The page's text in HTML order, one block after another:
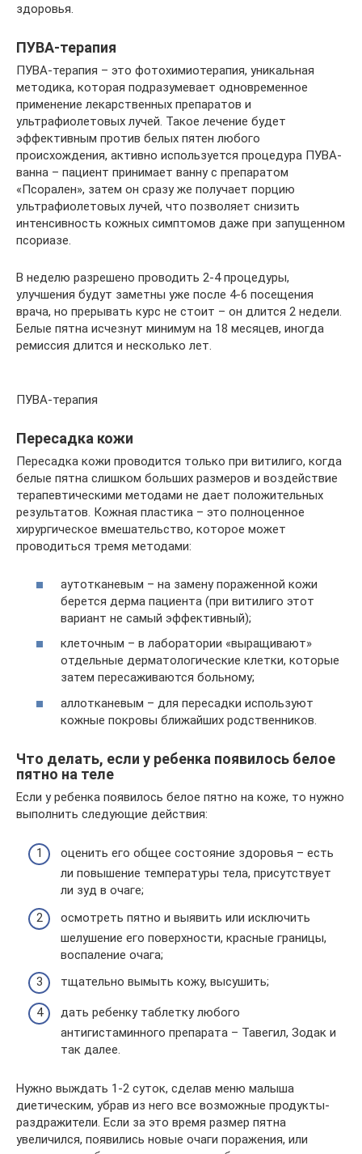
здоровья.
ПУВА-терапия
ПУВА-терапия – это фотохимиотерапия, уникальная
методика, которая подразумевает одновременное
применение лекарственных препаратов и
ультрафиолетовых лучей. Такое лечение будет
эффективным против белых пятен любого
происхождения, активно используется процедура ПУВА-
ванна – пациент принимает ванну с препаратом
«Псорален», затем он сразу же получает порцию
ультрафиолетовых лучей, что позволяет снизить
интенсивность кожных симптомов даже при запущенном
псориазе.
В неделю разрешено проводить 2-4 процедуры,
улучшения будут заметны уже после 4-6 посещения
врача, но прерывать курс не стоит – он длится 2 недели.
Белые пятна исчезнут минимум на 18 месяцев, иногда
ремиссия длится и несколько лет.
ПУВА-терапия
Пересадка кожи
Пересадка кожи проводится только при витилиго, когда
белые пятна слишком больших размеров и воздействие
терапевтическими методами не дает положительных
результатов. Кожная пластика – это полноценное
хирургическое вмешательство, которое может
проводиться тремя методами:
аутотканевым – на замену пораженной кожи
берется дерма пациента (при витилиго этот
вариант не самый эффективный);
клеточным – в лаборатории «выращивают»
отдельные дерматологические клетки, которые
затем пересаживаются больному;
аллотканевым – для пересадки используют
кожные покровы ближайших родственников.
Что делать, если у ребенка появилось белое
пятно на теле
Если у ребенка появилось белое пятно на коже, то нужно
выполнить следующие действия:
оценить его общее состояние здоровья – есть
ли повышение температуры тела, присутствует
ли зуд в очаге;
осмотреть пятно и выявить или исключить
шелушение его поверхности, красные границы,
воспаление очага;
тщательно вымыть кожу, высушить;
дать ребенку таблетку любого
антигистаминного препарата – Тавегил, Зодак и
так далее.
Нужно выждать 1-2 суток, сделав меню малыша
диетическим, убрав из него все возможные продукты-
раздражители. Если за это время размер пятна
увеличился, появились новые очаги поражения, или